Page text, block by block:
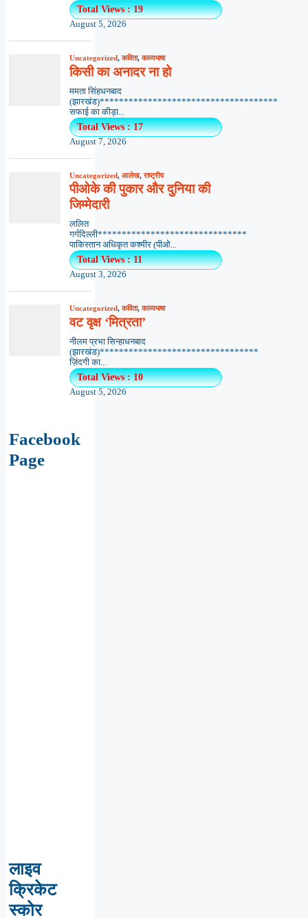
Total Views : 19
August 5, 2026
Uncategorized,कविता,काव्यभाषा
किसी का अनादर ना हो
ममता सिंहधनबाद
(झारखंड)*************************************
सफाई का कीड़ा...
Total Views : 17
August 7, 2026
Uncategorized, आलेख,राष्ट्रीय
पीओके की पुकार और दुनिया की
जिम्मेदारी
ललित
गर्गदिल्ली*******************************
पाकिस्तान अधिकृत कश्मीर (पीओ...
Total Views : 11
August 3, 2026
Uncategorized,कविता,काव्यभाषा
वट वृक्ष ‘मित्रता’
नीलम प्रभा सिन्हाधनबाद
(झारखंड)*********************************
ज़िंदगी का...
Total Views : 10
August 5, 2026
Facebook
Page
लाइव
क्रिकेट
स्कोर